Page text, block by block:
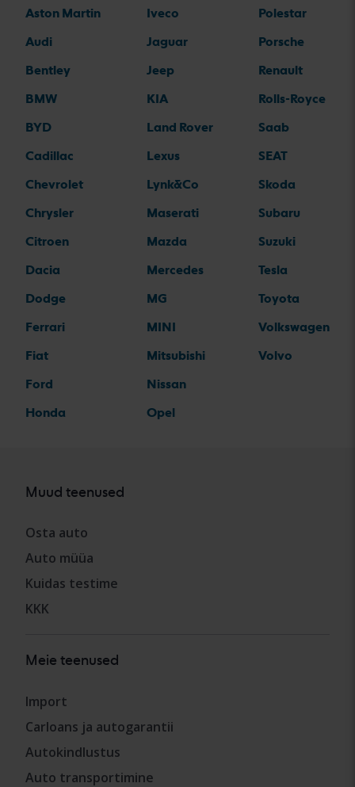
Aston Martin
Audi
Bentley
BMW
BYD
Cadillac
Chevrolet
Chrysler
Citroen
Dacia
Dodge
Ferrari
Fiat
Ford
Honda
Iveco
Jaguar
Jeep
KIA
Land Rover
Lexus
Lynk&Co
Maserati
Mazda
Mercedes
MG
MINI
Mitsubishi
Nissan
Opel
Polestar
Porsche
Renault
Rolls-Royce
Saab
SEAT
Skoda
Subaru
Suzuki
Tesla
Toyota
Volkswagen
Volvo
Muud teenused
Osta auto
Auto müüa
Kuidas testime
KKK
Meie teenused
Import
Carloans ja autogarantii
Autokindlustus
Auto transportimine